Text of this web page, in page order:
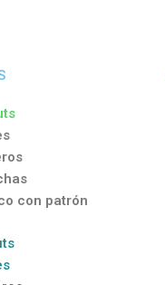
con patrón